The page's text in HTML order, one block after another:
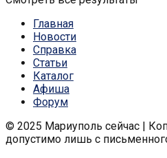
Главная
Новости
Справка
Статьи
Каталог
Афиша
Форум
© 2025 Мариуполь сейчас |
допустимо лишь с